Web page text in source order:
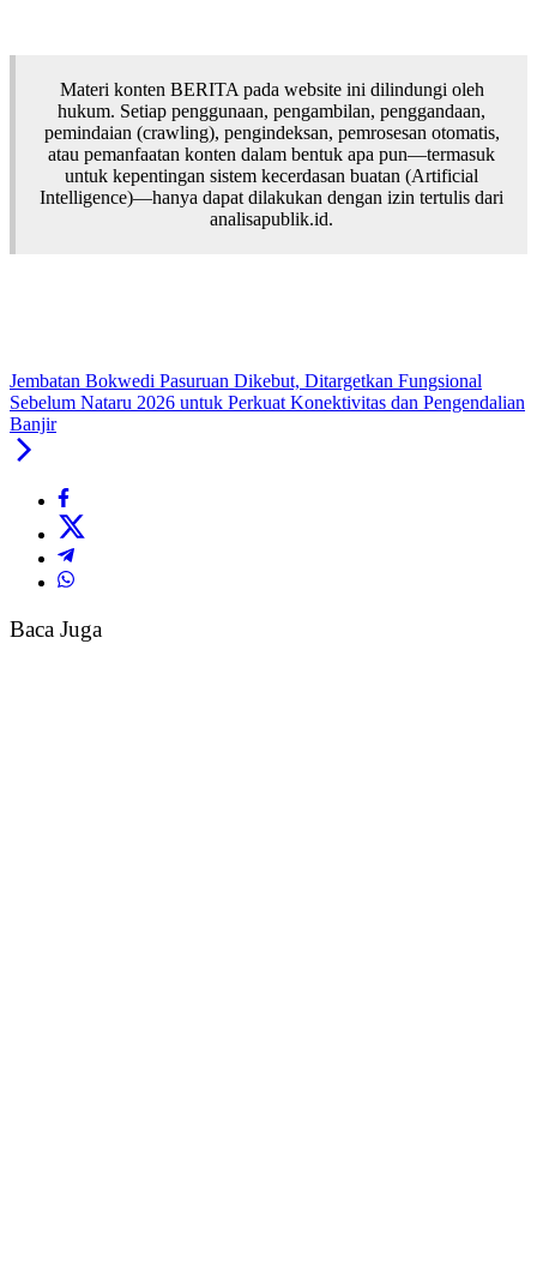
Materi konten BERITA pada website ini dilindungi oleh
hukum. Setiap penggunaan, pengambilan, penggandaan,
pemindaian (crawling), pengindeksan, pemrosesan otomatis,
atau pemanfaatan konten dalam bentuk apa pun—termasuk
untuk kepentingan sistem kecerdasan buatan (Artificial
Intelligence)—hanya dapat dilakukan dengan izin tertulis dari
analisapublik.id.
Jembatan Bokwedi Pasuruan Dikebut, Ditargetkan Fungsional
Sebelum Nataru 2026 untuk Perkuat Konektivitas dan Pengendalian
Banjir
Baca Juga